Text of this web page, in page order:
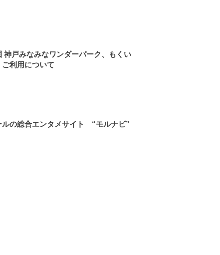
神戸みなみなワンダーパーク、もくい
ご利用について
ルの総合エンタメサイト “モルナビ”